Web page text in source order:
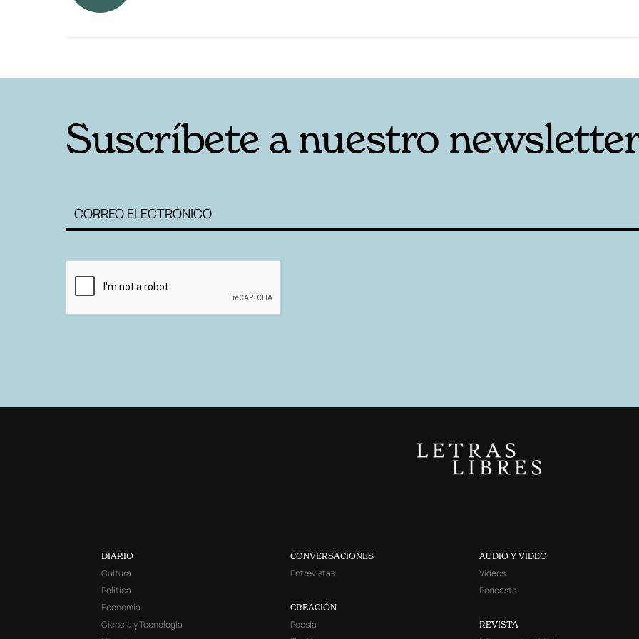
Suscríbete a nuestro
DIARIO
Cultura
Política
Economía
Ciencia y Tecnología
CONVERSACIONES
Entrevistas
CREACIÓN
Poesía
AUDIO Y VIDEO
Videos
Podcasts
REVISTA